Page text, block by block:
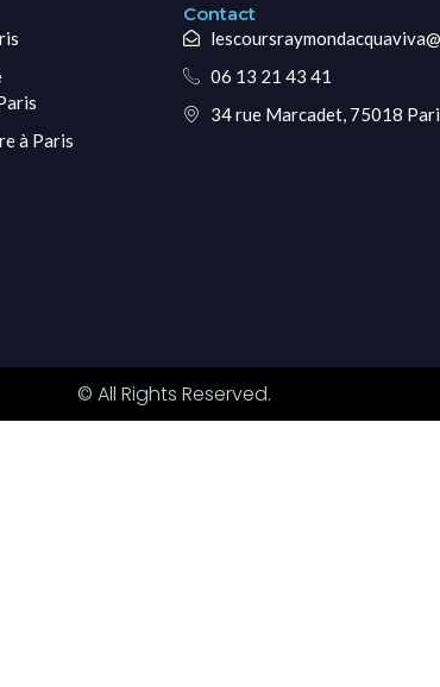
à Paris
Contact
06 13 21 43 41
34 rue Marcadet, 75018
© All Rights Reserved.